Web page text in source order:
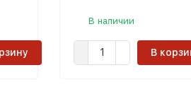
В наличии
В